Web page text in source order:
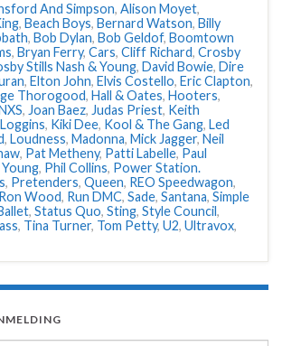
And Simpson, Alison Moyet,
, Beach Boys, Bernard Watson, Billy
, Bob Dylan, Bob Geldof, Boomtown
, Bryan Ferry, Cars, Cliff Richard, Crosby
Stills Nash & Young, David Bowie, Dire
, Elton John, Elvis Costello, Eric Clapton,
Thorogood, Hall & Oates, Hooters,
, Joan Baez, Judas Priest, Keith
, Kiki Dee, Kool & The Gang, Led
, Loudness, Madonna, Mick Jagger, Neil
, Pat Metheny, Patti Labelle, Paul
Young, Phil Collins, Power Station.
, Pretenders, Queen, REO Speedwagon,
Ron Wood, Run DMC, Sade, Santana, Simple
, Status Quo, Sting, Style Council,
, Tina Turner, Tom Petty, U2, Ultravox,